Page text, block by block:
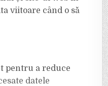
viitoare când o să
pentru a reduce
datele